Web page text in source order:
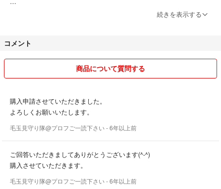
✧
*:--☆--:*:--☆--:*:--☆--:*:--☆--:*
★営業時間★
午前中の対応となります。
★ 発 送 ★
★営業時間★
なお、変則的な勤務の都合上、対応までに最長9時間ほどかかる日もあ
*:--☆--:*:--☆--:*:--☆--:*:--☆--:*
《必ずご確認下さい！》
★新品未使用品で特に注意書きのないものはタグ付きになります。（靴
類は除く）
★LIZ LISAのTralala表記にはPenderieも含まれます。
続きを表示する
コメント
商品について質問する
購入申請させていただきました。
よろしくお願いいたします。
毛玉見守り隊@プロフご一読下さい- 6年以上前
ご回答いただきましてありがとうございます(^-^)
購入させていただきます。
毛玉見守り隊@プロフご一読下さい- 6年以上前